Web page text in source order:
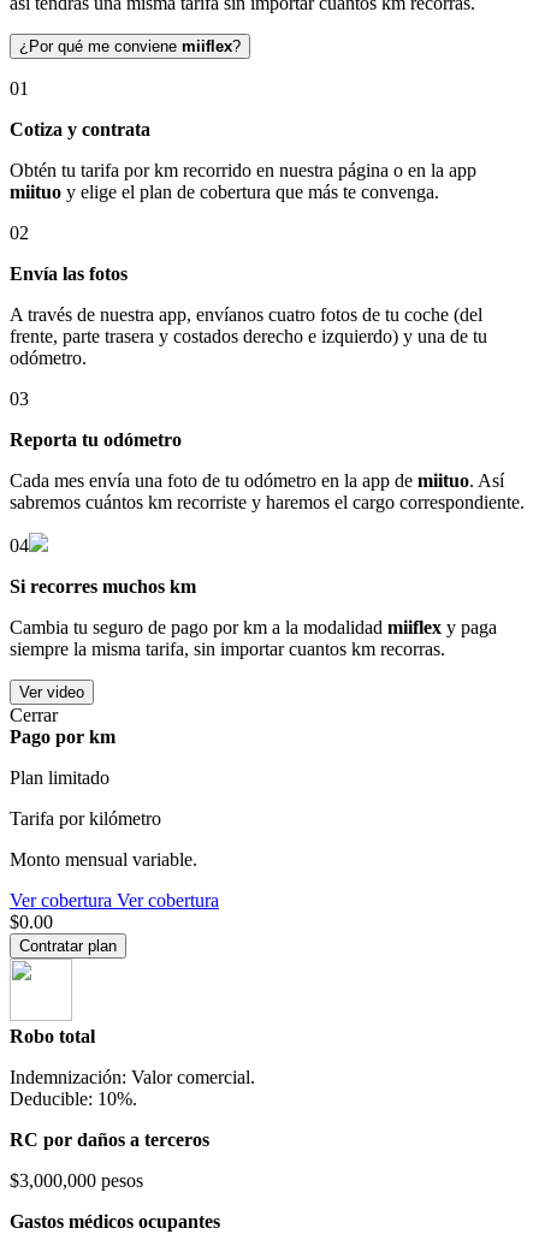
¿Por qué me conviene miiflex?
01
Cotiza y contrata
Obtén tu tarifa por km recorrido en nuestra página o en la app
miituo y elige el plan de cobertura que más te convenga.
02
Envía las fotos
A través de nuestra app, envíanos cuatro fotos de tu coche (del
frente, parte trasera y costados derecho e izquierdo) y una de tu
odómetro.
03
Reporta tu odómetro
Cada mes envía una foto de tu odómetro en la app de miituo. Así
sabremos cuántos km recorriste y haremos el cargo correspondiente.
04
Si recorres muchos km
Cambia tu seguro de pago por km a la modalidad miiflex y paga
siempre la misma tarifa, sin importar cuantos km recorras.
Ver video
Cerrar
Pago por km
Plan limitado
Tarifa por kilómetro
Monto mensual variable.
Ver cobertura Ver cobertura
$0.00
Contratar plan
Robo total
Indemnización: Valor comercial.
Deducible: 10%.
RC por daños a terceros
$3,000,000 pesos
Gastos médicos ocupantes